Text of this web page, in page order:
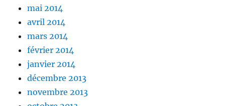
mai 2014
avril 2014
mars 2014
février 2014
janvier 2014
décembre 2013
novembre 2013